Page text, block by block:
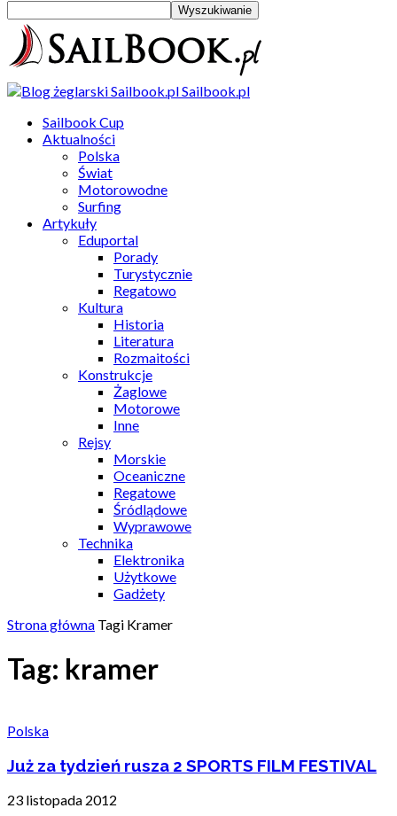
Sailbook.pl
Sailbook Cup
Aktualności
Polska
Świat
Motorowodne
Surfing
Artykuły
Eduportal
Porady
Turystycznie
Regatowo
Kultura
Historia
Literatura
Rozmaitości
Konstrukcje
Żaglowe
Motorowe
Inne
Rejsy
Morskie
Oceaniczne
Regatowe
Śródlądowe
Wyprawowe
Technika
Elektronika
Użytkowe
Gadżety
Strona główna Tagi Kramer
Tag: kramer
Polska
Już za tydzień rusza 2 SPORTS FILM FESTIVAL
23 listopada 2012